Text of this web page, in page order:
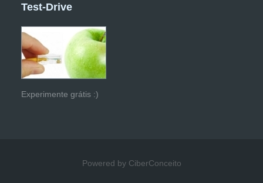
Test-Drive
Experimente grátis :)
Powered by CiberConceito